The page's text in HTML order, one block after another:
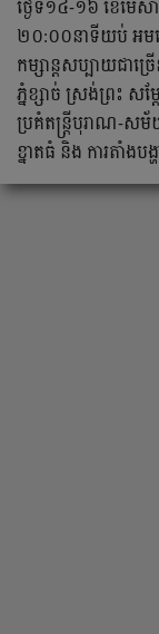
ថ្ងៃទី១៤-១៦ ខែមេ
២០:០០នាទីយប់ អមដ
កម្សាន្តសប្បាយជាច្រ
ភ្នំខ្សាច់ ស្រង់ព្រះ ស
ប្រគំតន្ត្រីបុរាណ-សម័យ
ខ្នាតធំ និង ការតាំង